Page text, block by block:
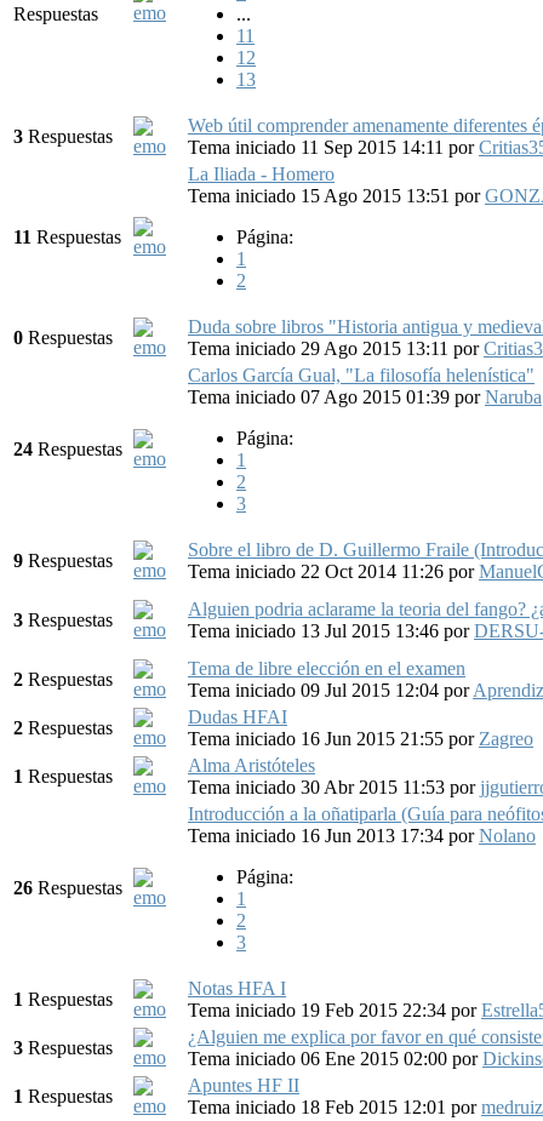
Respuestas
...
11
12
13
3 Respuestas
Web útil comprender amenamente diferentes
Tema iniciado 11 Sep 2015 14:11 por
11 Respuestas
La Iliada - Homero
Tema iniciado 15 Ago 2015 13:51 por
Página:
1
2
0 Respuestas
Duda sobre libros "Historia antigua y
Tema iniciado 29 Ago 2015 13:11 por
24 Respuestas
Carlos García Gual, "La filosofía helenística"
Tema iniciado 07 Ago 2015 01:39 porNaruba
Página:
1
2
3
9 Respuestas
Sobre el libro de D. Guillermo Fraile
Tema iniciado 22 Oct 2014 11:26 por
3 Respuestas
Alguien podria aclarame la teoria del fango?
Tema iniciado 13 Jul 2015 13:46 por
2 Respuestas
Tema de libre elección en el examen
Tema iniciado 09 Jul 2015 12:04 porAprendiz
2 Respuestas
Dudas HFAI
Tema iniciado 16 Jun 2015 21:55 por Zagreo
1 Respuestas
Alma Aristóteles
Tema iniciado 30 Abr 2015 11:53 por
26 Respuestas
Introducción a la oñatiparla (Guía para
Tema iniciado 16 Jun 2013 17:34 porNolano
Página:
1
2
3
1 Respuestas
Notas HFA I
Tema iniciado 19 Feb 2015 22:34 por
3 Respuestas
¿Alguien me explica por favor en qué
Tema iniciado 06 Ene 2015 02:00 por
1 Respuestas
Apuntes HF II
Tema iniciado 18 Feb 2015 12:01 pormedruiz